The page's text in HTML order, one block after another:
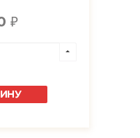
₽